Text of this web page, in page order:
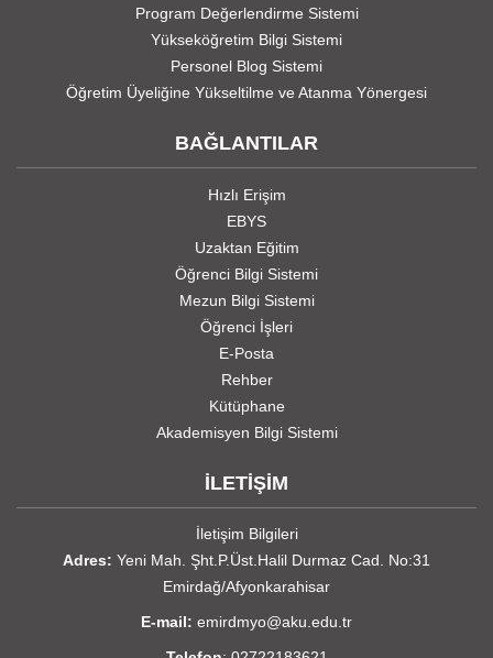
Program Değerlendirme Sistemi
Yükseköğretim Bilgi Sistemi
Personel Blog Sistemi
Öğretim Üyeliğine Yükseltilme ve Atanma Yönergesi
BAĞLANTILAR
Hızlı Erişim
EBYS
Uzaktan Eğitim
Öğrenci Bilgi Sistemi
Mezun Bilgi Sistemi
Öğrenci İşleri
E-Posta
Rehber
Kütüphane
Akademisyen Bilgi Sistemi
İLETİŞİM
İletişim Bilgileri
Adres: Yeni Mah. Şht.P.Üst.Halil Durmaz Cad. No:31
Emirdağ/Afyonkarahisar
E-mail: emirdmyo@aku.edu.tr